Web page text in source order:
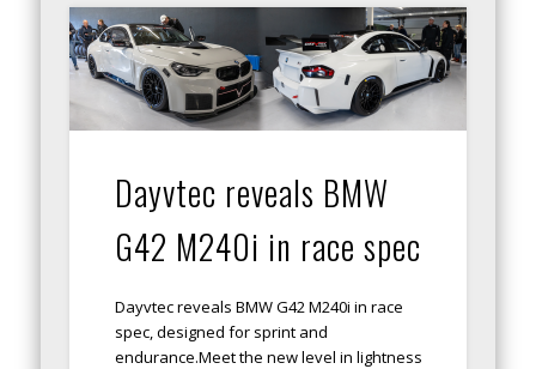
Dayvtec reveals BMW
G42 M240i in race spec
Dayvtec reveals BMW G42 M240i in race
spec, designed for sprint and
endurance.Meet the new level in lightness